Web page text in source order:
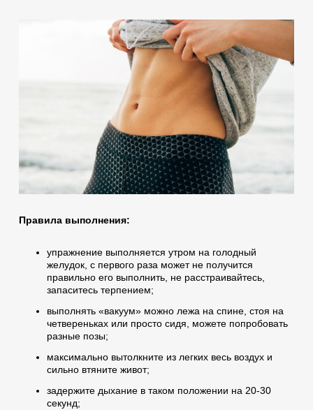
Правила выполнения:
упражнение выполняется утром на голодный
желудок, с первого раза может не получится
правильно его выполнить, не расстраивайтесь,
запаситесь терпением;
выполнять «вакуум» можно лежа на спине, стоя на
четвереньках или просто сидя, можете попробовать
разные позы;
максимально вытолкните из легких весь воздух и
сильно втяните живот;
задержите дыхание в таком положении на 20-30
секунд;